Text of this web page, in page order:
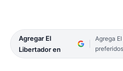
Agregar El
Libertador en
Agrega